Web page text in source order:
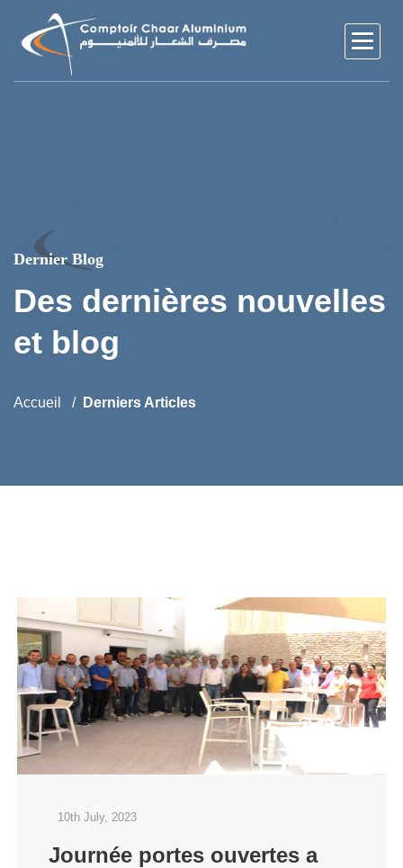
Dernier Blog
Des dernières nouvelles
et blog
Accueil Derniers Articles
10th July, 2023
Journée portes ouvertes a